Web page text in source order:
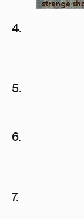
4.
5.
6.
7.